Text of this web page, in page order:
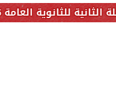
2026